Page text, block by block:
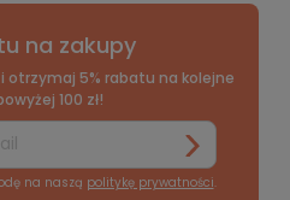
na zakupy
otrzymaj 5% rabatu na kolejne
100 zł!
na naszą politykę prywatności.